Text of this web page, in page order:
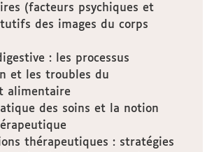
(facteurs psychiques et
des images du corps
: les processus
et les troubles du
alimentaire
des soins et la notion
thérapeutiques : stratégies